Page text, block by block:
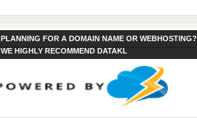
PLANNING FOR A DOMAIN NAME OR WEBHOSTING?
WE HIGHLY RECOMMEND DATAKL